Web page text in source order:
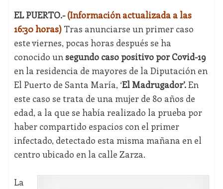
EL PUERTO.-(Información actualizada a las
16:30 horas)Tras anunciarse un primer caso
este viernes, pocas horas después se ha
conocido unsegundo caso positivo por Covid-19
en la residencia de mayores de la Diputación en
El Puerto de Santa María, ‘El Madrugador’.En
este caso se trata de una mujer de 80 años de
edad, a la que se había realizado la prueba por
haber compartido espacios con el primer
infectado, detectado esta misma mañana en el
centro ubicado en la calle Zarza.
La